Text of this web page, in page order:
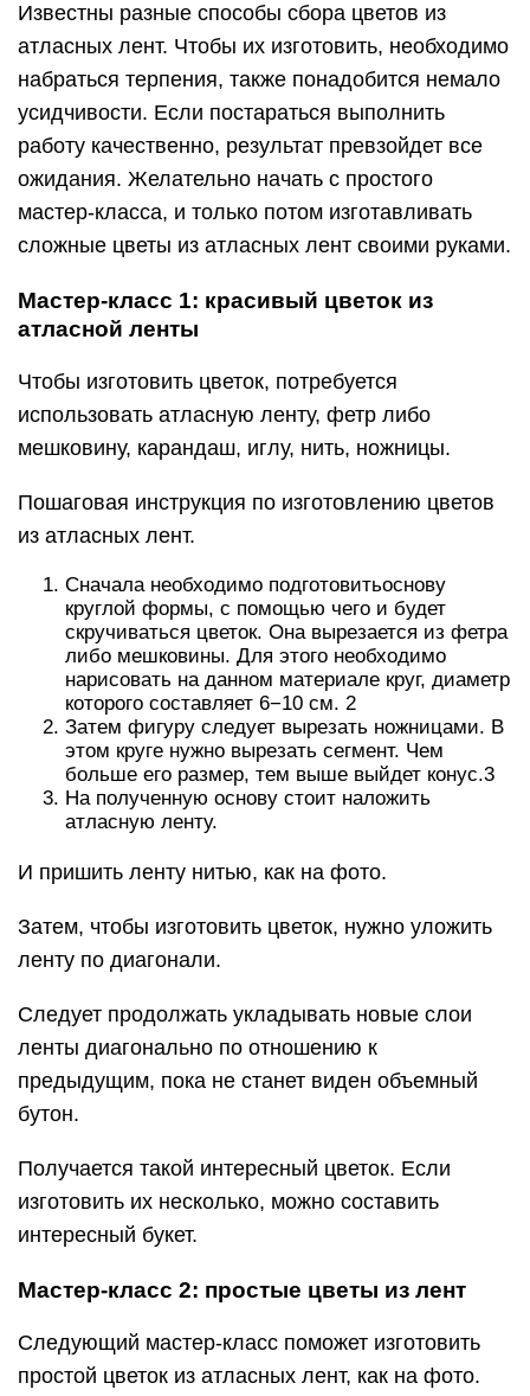
Известны разные способы сбора цветов из
атласных лент. Чтобы их изготовить, необходимо
набраться терпения, также понадобится немало
усидчивости. Если постараться выполнить
работу качественно, результат превзойдет все
ожидания. Желательно начать с простого
мастер-класса, и только потом изготавливать
сложные цветы из атласных лент своими руками.
Мастер-класс 1: красивый цветок из
атласной ленты
Чтобы изготовить цветок, потребуется
использовать атласную ленту, фетр либо
мешковину, карандаш, иглу, нить, ножницы.
Пошаговая инструкция по изготовлению цветов
из атласных лент.
Сначала необходимо подготовитьоснову
круглой формы, с помощью чего и будет
скручиваться цветок. Она вырезается из фетра
либо мешковины. Для этого необходимо
нарисовать на данном материале круг, диаметр
которого составляет 6−10 см. 2
Затем фигуру следует вырезать ножницами. В
этом круге нужно вырезать сегмент. Чем
больше его размер, тем выше выйдет конус.3
На полученную основу стоит наложить
атласную ленту.
И пришить ленту нитью, как на фото.
Затем, чтобы изготовить цветок, нужно уложить
ленту по диагонали.
Следует продолжать укладывать новые слои
ленты диагонально по отношению к
предыдущим, пока не станет виден объемный
бутон.
Получается такой интересный цветок. Если
изготовить их несколько, можно составить
интересный букет.
Мастер-класс 2: простые цветы из лент
Следующий мастер-класс поможет изготовить
простой цветок из атласных лент, как на фото.